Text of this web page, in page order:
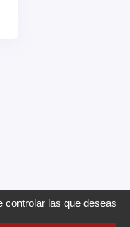
controlar las que deseas